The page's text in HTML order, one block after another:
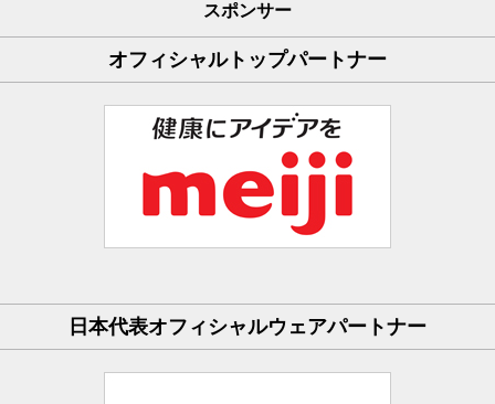
スポンサー
オフィシャルトップパートナー
日本代表オフィシャルウェアパートナー